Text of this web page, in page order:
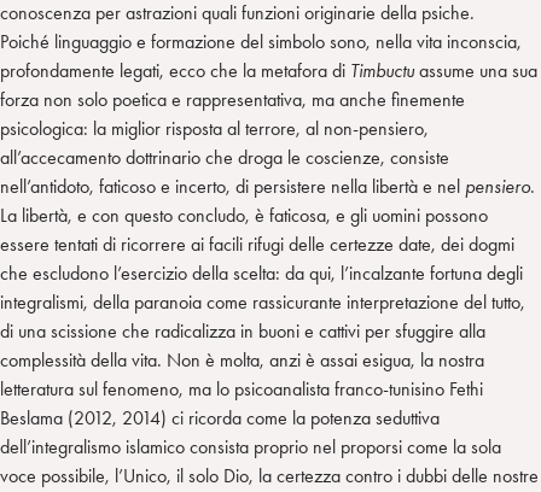
conoscenza per astrazioni quali funzioni originarie della psiche.
Poiché linguaggio e formazione del simbolo sono, nella vita inconscia,
profondamente legati, ecco che la metafora di Timbuctuassume una sua
forza non solo poetica e rappresentativa, ma anche finemente
psicologica: la miglior risposta al terrore, al non-pensiero,
all’accecamento dottrinario che droga le coscienze, consiste
nell’antidoto, faticoso e incerto, di persistere nella libertà e nel pensiero.
La libertà, e con questo concludo, è faticosa, e gli uomini possono
essere tentati di ricorrere ai facili rifugi delle certezze date, dei dogmi
che escludono l’esercizio della scelta: da qui, l’incalzante fortuna degli
integralismi, della paranoia come rassicurante interpretazione del tutto,
di una scissione che radicalizza in buoni e cattivi per sfuggire alla
complessità della vita. Non è molta, anzi è assai esigua, la nostra
letteratura sul fenomeno, ma lo psicoanalista franco-tunisino Fethi
Beslama (2012, 2014) ci ricorda come la potenza seduttiva
dell’integralismo islamico consista proprio nel proporsi come la sola
voce possibile, l’Unico, il solo Dio, la certezza contro i dubbi delle nostre